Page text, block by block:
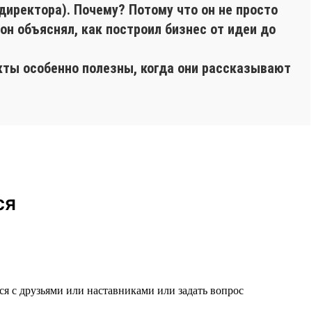
Почему? Потому что он не просто
объяснял, как построил бизнес от идеи до
особенно полезны, когда они рассказывают
с друзьями или наставниками или задать вопрос